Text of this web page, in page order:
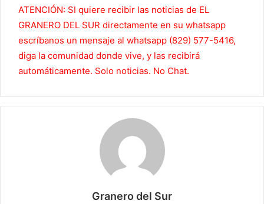
ATENCIÓN: SI quiere recibir las noticias de EL
GRANERO DEL SUR directamente en su whatsapp
escríbanos un mensaje al whatsapp (829) 577-5416,
diga la comunidad donde vive, y las recibirá
automáticamente. Solo noticias. No Chat.
Granero del Sur